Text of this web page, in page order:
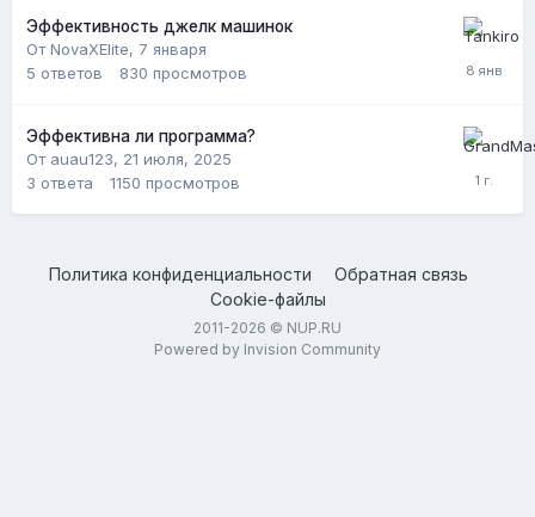
Эффективность джелк машинок
От NovaXElite, 7 января
5 ответов 830 просмотров
Эффективна ли программа?
От auau123, 21 июля, 2025
3 ответа 1150 просмотров
Политика конфиденциальности
Обратная связь
Cookie-файлы
2011-2026 © NUP.RU
Powered by Invision Community